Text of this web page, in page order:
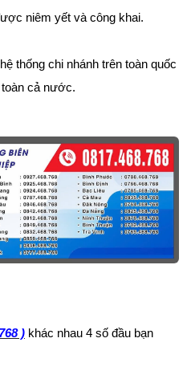
niêm yết và công khai.
thống chi nhánh trên toàn quốc
cả nước.
) khác nhau 4 số đầu bạn